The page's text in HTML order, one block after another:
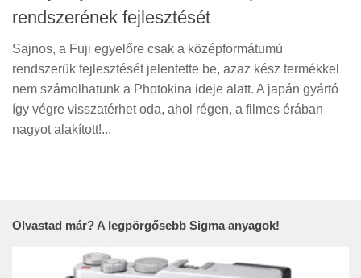
rendszerének fejlesztését
Sajnos, a Fuji egyelőre csak a középformátumú
rendszerük fejlesztését jelentette be, azaz kész termékkel
nem számolhatunk a Photokina ideje alatt. A japán gyártó
így végre visszatérhet oda, ahol régen, a filmes érában
nagyot alakított!...
Olvastad már? A legpörgősebb Sigma anyagok!